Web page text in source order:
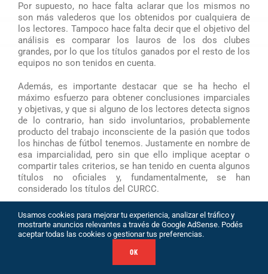
Por supuesto, no hace falta aclarar que los mismos no
son más valederos que los obtenidos por cualquiera de
los lectores. Tampoco hace falta decir que el objetivo del
análisis es comparar los lauros de los dos clubes
grandes, por lo que los títulos ganados por el resto de los
equipos no son tenidos en cuenta.
Además, es importante destacar que se ha hecho el
máximo esfuerzo para obtener conclusiones imparciales
y objetivas, y que si alguno de los lectores detecta signos
de lo contrario, han sido involuntarios, probablemente
producto del trabajo inconsciente de la pasión que todos
los hinchas de fútbol tenemos. Justamente en nombre de
esa imparcialidad, pero sin que ello implique aceptar o
compartir tales criterios, se han tenido en cuenta algunos
títulos no oficiales y, fundamentalmente, se han
considerado los títulos del CURCC.
1) TORNEOS OFICIALES LOCALES
Campeonato Uruguayo
Usamos cookies para mejorar tu experiencia, analizar el tráfico y
mostrarte anuncios relevantes a través de Google AdSense. Podés
aceptar todas las cookies o gestionar tus preferencias.
OK